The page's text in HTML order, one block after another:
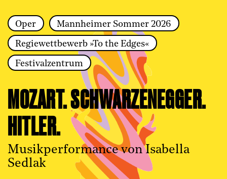
Zur Hauptnavigation springen
Zum Hauptinhalt springen Zum Footer springen
Oper Mannheimer Sommer 2026
Regiewettbewerb »To the Edges«
Festivalzentrum
MOZART. SCHWARZENEGGER.
HITLER.
Musikperformance von Isabella
Sedlak